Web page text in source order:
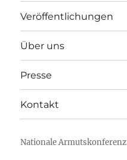
Veröffentlichungen
Über uns
Presse
Kontakt
Nationale Armutskonferenz